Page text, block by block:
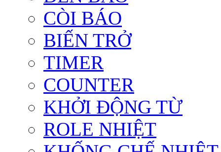
CÒI BÁO
BIẾN TRỞ
TIMER
COUNTER
KHỞI ĐỘNG TỪ
ROLE NHIỆT